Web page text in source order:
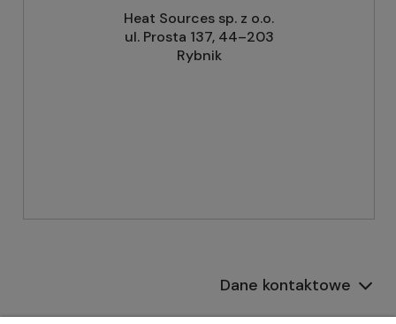
Heat Sources sp. z o.o.
ul. Prosta 137, 44–203
Rybnik
Dane kontaktowe